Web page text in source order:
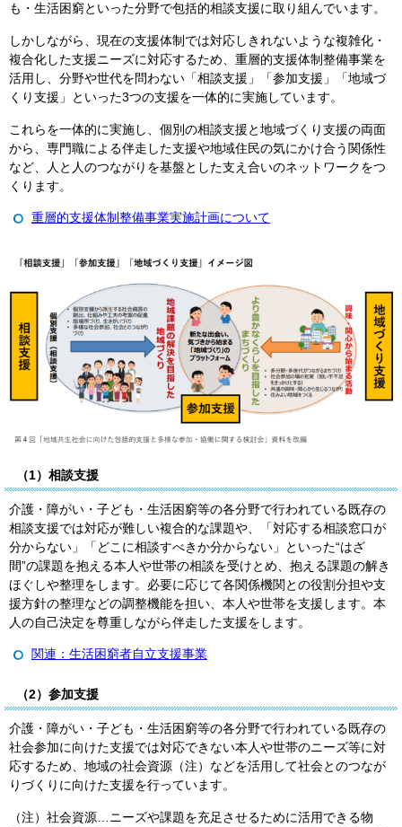
も・生活困窮といった分野で包括的相談支援に取り組んでいます。
しかしながら、現在の支援体制では対応しきれないような複雑化・
複合化した支援ニーズに対応するため、重層的支援体制整備事業を
活用し、分野や世代を問わない「相談支援」「参加支援」「地域づ
くり支援」といった3つの支援を一体的に実施しています。
これらを一体的に実施し、個別の相談支援と地域づくり支援の両面
から、専門職による伴走した支援や地域住民の気にかけ合う関係性
など、人と人のつながりを基盤とした支え合いのネットワークをつ
くります。
重層的支援体制整備事業実施計画について
（1）相談支援
介護・障がい・子ども・生活困窮等の各分野で行われている既存の
相談支援では対応が難しい複合的な課題や、「対応する相談窓口が
分からない」「どこに相談すべきか分からない」といった“はざ
間”の課題を抱える本人や世帯の相談を受けとめ、抱える課題の解き
ほぐしや整理をします。必要に応じて各関係機関との役割分担や支
援方針の整理などの調整機能を担い、本人や世帯を支援します。本
人の自己決定を尊重しながら伴走した支援をします。
関連：生活困窮者自立支援事業
（2）参加支援
介護・障がい・子ども・生活困窮等の各分野で行われている既存の
社会参加に向けた支援では対応できない本人や世帯のニーズ等に対
応するため、地域の社会資源（注）などを活用して社会とのつなが
りづくりに向けた支援を行っています。
（注）社会資源…ニーズや課題を充足させるために活用できる物